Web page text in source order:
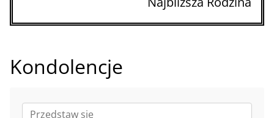
Kondolencje